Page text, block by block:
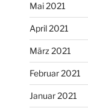
Mai 2021
April 2021
März 2021
Februar 2021
Januar 2021